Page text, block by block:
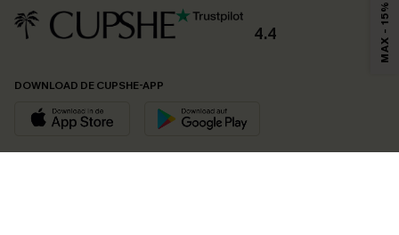
4.4
DOWNLOAD DE CUPSHE-APP
MAX - 15%